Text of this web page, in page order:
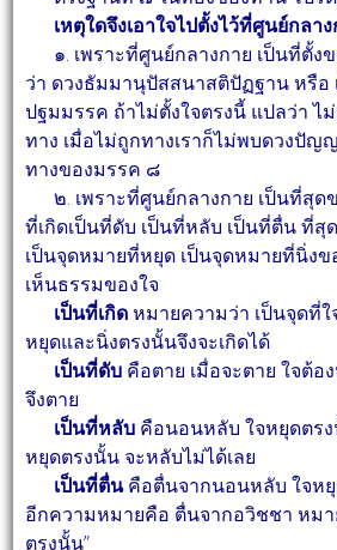
เหตุใดจึงเอาใจไปตั้งไว้ที่ศูนย์กลา
๑. เพราะที่ศูนย์กลางกาย เป็นที่ตั้งข
ว่า ดวงธัมมานุปัสสนาสติปัฏฐาน หรือ
ปฐมมรรค ถ้าไม่ตั้งใจตรงนี้ แปลว่า ไ
ทาง เมื่อไม่ถูกทางเราก็ไม่พบดวงปัญ
ทางของมรรค ๘
๒. เพราะที่ศูนย์กลางกาย เป็นที่สุด
ที่เกิดเป็นที่ดับ เป็นที่หลับ เป็นที่ตื่นที่สุ
เป็นจุดหมายที่หยุด เป็นจุดหมายที่นิ่งข
เห็นธรรมของใจ
เป็นที่เกิดหมายความว่า เป็นจุดที่
หยุดและนิ่งตรงนั้นจึงจะเกิดได้
เป็นที่ดับ คือตาย เมื่อจะตาย ใจต้
จึงตาย
เป็นที่หลับ คือนอนหลับ ใจหยุดตร
หยุดตรงนั้น จะหลับไม่ได้เลย
เป็นที่ตื่นคือตื่นจากนอนหลับ ใจห
อีกความหมายคือ ตื่นจากอวิชชาหมา
ตรงนั้น”